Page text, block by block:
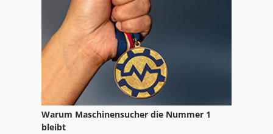
Warum Maschinensucher die Nummer 1
bleibt